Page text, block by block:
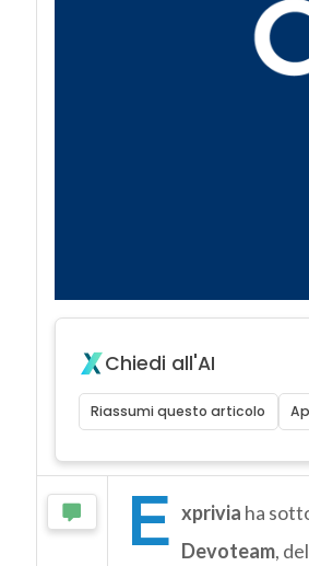
Chiedi all'AI
Riassumi questo articolo
E xprivia ha
Devoteam,